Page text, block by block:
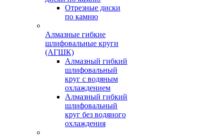
Отрезные диски
по камню
Алмазные гибкие
шлифовальные круги
(АГШК)
Алмазный гибкий
шлифовальный
круг с водяным
охлаждением
Алмазный гибкий
шлифовальный
круг без водяного
охлаждения